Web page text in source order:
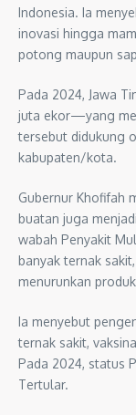
Indonesia. Ia
inovasi hingga
potong maupun
Pada 2024, Jawa
juta ekor—yang
tersebut didukung
kabupaten/kota.
Gubernur Khofifah
buatan juga
wabah Penyakit
banyak ternak
menurunkan
Ia menyebut
ternak sakit,
Pada 2024, status
Tertular.